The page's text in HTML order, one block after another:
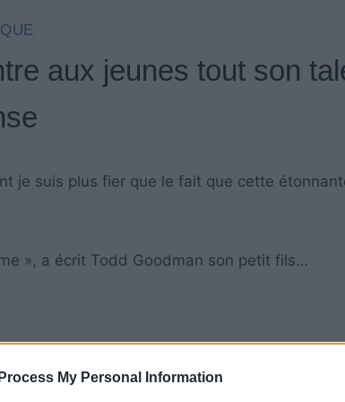
My Personal Information
aux jeunes tout son
je suis plus fier que le fait que cette
», a écrit Todd Goodman son petit fils…